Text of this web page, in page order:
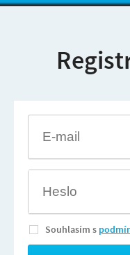
Souhlasím s